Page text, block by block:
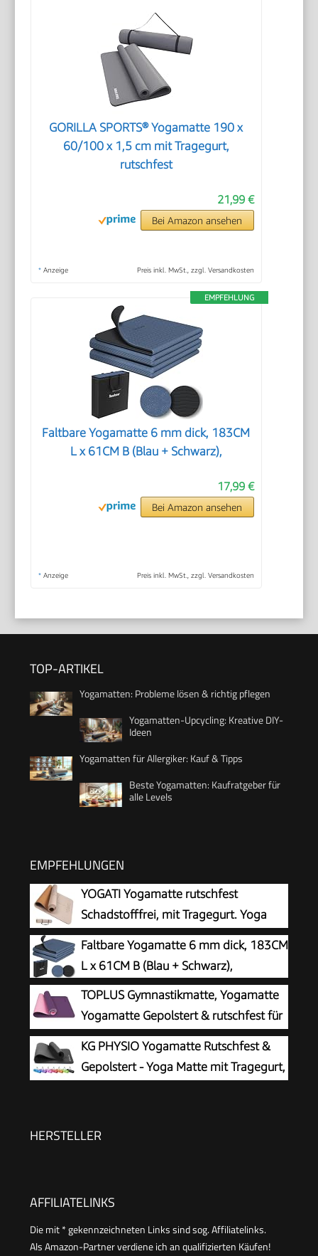
GORILLA SPORTS® Yogamatte 190 x
60/100 x 1,5 cm mit Tragegurt,
rutschfest
21,99 €
Bei Amazon ansehen
* Anzeige Preis inkl. MwSt., zzgl. Versandkosten
EMPFEHLUNG
Faltbare Yogamatte 6 mm dick, 183CM
L x 61CM B (Blau + Schwarz),
17,99 €
Bei Amazon ansehen
* Anzeige Preis inkl. MwSt., zzgl. Versandkosten
TOP-ARTIKEL
Yogamatten: Probleme lösen & richtig pflegen
Yogamatten-Upcycling: Kreative DIY-
Ideen
Yogamatten für Allergiker: Kauf & Tipps
Beste Yogamatten: Kaufratgeber für
alle Levels
EMPFEHLUNGEN
YOGATI Yogamatte rutschfest
Schadstofffrei, mit Tragegurt. Yoga
Matte mit Ausrichtungslinien. Ideal
Yogamatten als Gymnastikmatte, Sportmatte,
Fitnessmatte, Jogamatte - Yoga mat
Faltbare Yogamatte 6 mm dick, 183CM
L x 61CM B (Blau + Schwarz),
TOPLUS Gymnastikmatte, Yogamatte
Yogamatte Gepolstert & rutschfest für
Fitness Pilates & Gymnastik mit
Tragegurt (Lila-Pink)
KG PHYSIO Yogamatte Rutschfest &
Gepolstert - Yoga Matte mit Tragegurt,
Fitness Matte, 183x60cm
HERSTELLER
AFFILIATELINKS
Die mit * gekennzeichneten Links sind sog. Affiliatelinks.
Als Amazon-Partner verdiene ich an qualifizierten Käufen!